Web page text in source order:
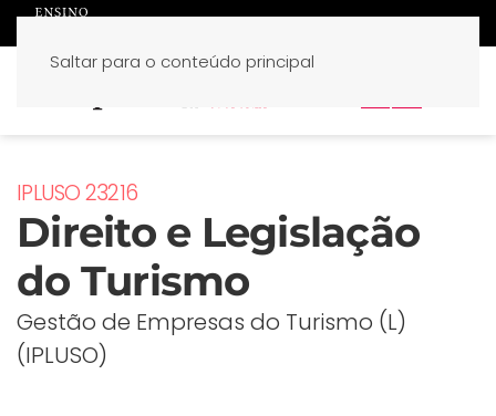
Saltar para o conteúdo principal
IPLUSO 23216
Direito e Legislação
do Turismo
Gestão de Empresas do Turismo (L)
(IPLUSO)